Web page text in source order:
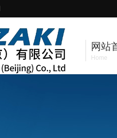
网站
Home